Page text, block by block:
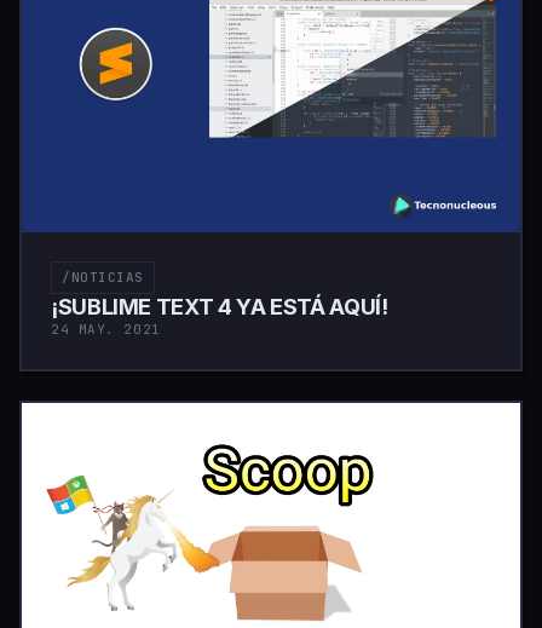
/NOTICIAS
¡SUBLIME TEXT 4 YA ESTÁ AQUÍ!
24 MAY. 2021